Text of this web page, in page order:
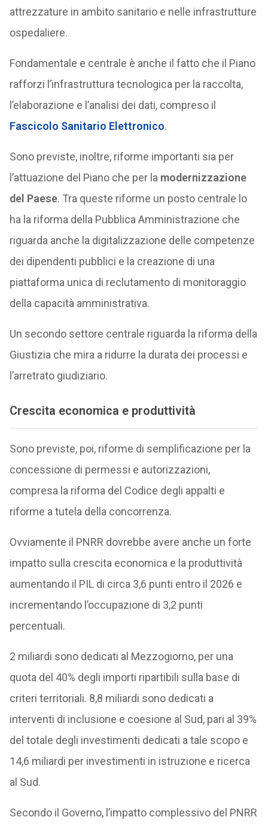
attrezzature in ambito sanitario e nelle infrastrutture
ospedaliere.
Fondamentale e centrale è anche il fatto che il Piano
rafforzi l’infrastruttura tecnologica per la raccolta,
l’elaborazione e l’analisi dei dati, compreso il
Fascicolo Sanitario Elettronico.
Sono previste, inoltre, riforme importanti sia per
l’attuazione del Piano che per la modernizzazione
del Paese. Tra queste riforme un posto centrale lo
ha la riforma della Pubblica Amministrazione che
riguarda anche la digitalizzazione delle competenze
dei dipendenti pubblici e la creazione di una
piattaforma unica di reclutamento di monitoraggio
della capacità amministrativa.
Un secondo settore centrale riguarda la riforma della
Giustizia che mira a ridurre la durata dei processi e
l’arretrato giudiziario.
Crescita economica e produttività
Sono previste, poi, riforme di semplificazione per la
concessione di permessi e autorizzazioni,
compresa la riforma del Codice degli appalti e
riforme a tutela della concorrenza.
Ovviamente il PNRR dovrebbe avere anche un forte
impatto sulla crescita economica e la produttività
aumentando il PIL di circa 3,6 punti entro il 2026 e
incrementando l’occupazione di 3,2 punti
percentuali.
2 miliardi sono dedicati al Mezzogiorno, per una
quota del 40% degli importi ripartibili sulla base di
criteri territoriali. 8,8 miliardi sono dedicati a
interventi di inclusione e coesione al Sud, pari al 39%
del totale degli investimenti dedicati a tale scopo e
14,6 miliardi per investimenti in istruzione e ricerca
al Sud.
Secondo il Governo, l’impatto complessivo del PNRR